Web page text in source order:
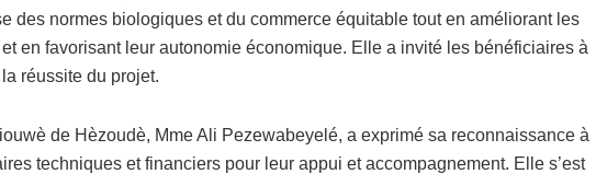
des normes biologiques et du commerce équitable tout en améliorant les
en favorisant leur autonomie économique. Elle a invité les bénéficiaires à
réussite du projet.
de Hèzoudè, Mme Ali Pezewabeyelé, a exprimé sa reconnaissance à
techniques et financiers pour leur appui et accompagnement. Elle s’est